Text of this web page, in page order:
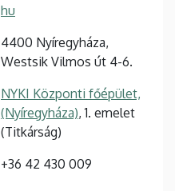
hu
4400 Nyíregyháza,
Westsik Vilmos út 4-6.
NYKI Központi főépület,
(Nyíregyháza), 1. emelet
(Titkárság)
+36 42 430 009